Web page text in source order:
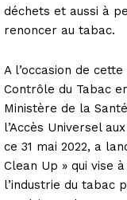
déchets et aussi à
renoncer au tabac.
A l’occasion de
Contrôle du Tabac
Ministère de la
l’Accès Universel
ce 31 mai 2022, a
Clean Up » qui vise
l’industrie du tabac